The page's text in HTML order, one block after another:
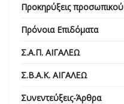
Προκηρύξεις προσωπικού
Πρόνοια Επιδόματα
Σ.Α.Π. ΑΙΓΑΛΕΩ
Σ.Β.Α.Κ. ΑΙΓΑΛΕΩ
Συνεντεύξεις-Άρθρα